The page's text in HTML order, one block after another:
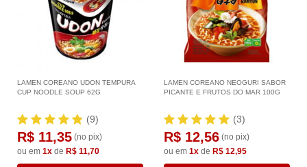
LAMEN COREANO UDON TEMPURA
CUP NOODLE SOUP 62G
(9)
R$ 11,35 (no pix)
ou em 1x de R$ 11,70
LAMEN COREANO NEOGURI SABOR
PICANTE E FRUTOS DO MAR 100G
(3)
R$ 12,56 (no pix)
ou em 1x de R$ 12,95